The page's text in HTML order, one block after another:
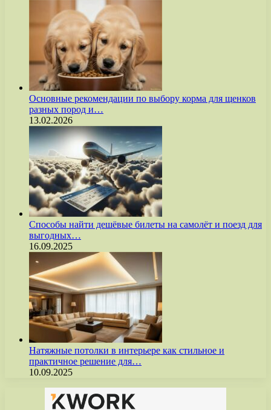
Основные рекомендации по выбору корма для щенков
разных пород и…
13.02.2026
Способы найти дешёвые билеты на самолёт и поезд для
выгодных…
16.09.2025
Натяжные потолки в интерьере как стильное и
практичное решение для…
10.09.2025